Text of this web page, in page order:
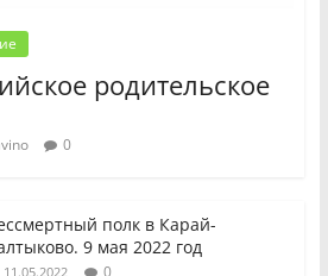
родительское
0
полк в Карай-
9 мая 2022 год
11.05.2022